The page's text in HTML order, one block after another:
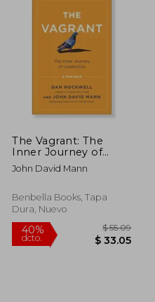
40%
dcto. $
The Vagrant: The
Inner Journey of
Leadership: A Parable
(en Inglés)
John David Mann
Benbella Books, Tapa
Dura, Nuevo